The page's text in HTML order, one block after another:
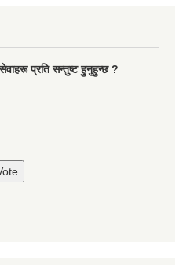
प्रति सन्तुष्ट हुनुहुन्छ ?